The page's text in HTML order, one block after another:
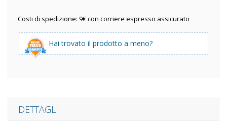
Costi di spedizione: 9€ con corriere espresso assicurato
Hai trovato il prodotto a meno?
DETTAGLI